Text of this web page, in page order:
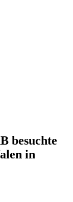
besuchte
in